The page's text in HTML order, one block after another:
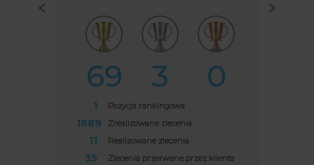
69 3 0
1 Pozycja rankingowa
1889 Zrealizowane zlecenia
11 Realizowane zlecenia
35 Zlecenia przerwane przez klienta